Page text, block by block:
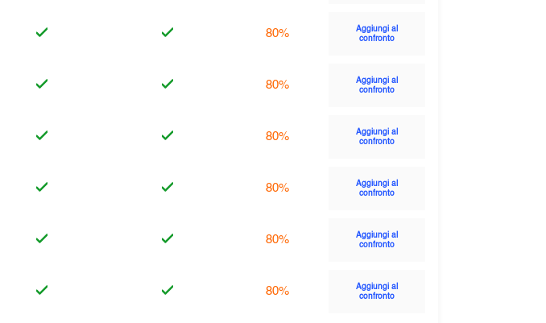
80%
Aggiungi al
confronto
80%
Aggiungi al
confronto
80%
Aggiungi al
confronto
80%
Aggiungi al
confronto
80%
Aggiungi al
confronto
80%
Aggiungi al
confronto